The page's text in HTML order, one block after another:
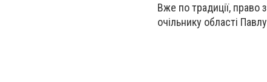
Вже по традиції, право
очільнику області